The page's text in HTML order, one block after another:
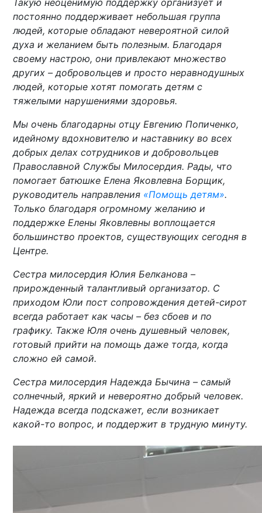
Такую неоценимую поддержку организует и
постоянно поддерживает небольшая группа
людей, которые обладают невероятной силой
духа и желанием быть полезным. Благодаря
своему настрою, они привлекают множество
других – добровольцев и просто неравнодушных
людей, которые хотят помогать детям с
тяжелыми нарушениями здоровья.
Мы очень благодарны отцу Евгению Попиченко,
идейному вдохновителю и наставнику во всех
добрых делах сотрудников и добровольцев
Православной Службы Милосердия. Рады, что
помогает батюшке Елена Яковлевна Борщик,
руководитель направления «Помощь детям».
Только благодаря огромному желанию и
поддержке Елены Яковлевны воплощается
большинство проектов, существующих сегодня в
Центре.
Сестра милосердия Юлия Белканова –
прирожденный талантливый организатор. С
приходом Юли пост сопровождения детей-сирот
всегда работает как часы – без сбоев и по
графику. Также Юля очень душевный человек,
готовый прийти на помощь даже тогда, когда
сложно ей самой.
Сестра милосердия Надежда Бычина – самый
солнечный, яркий и невероятно добрый человек.
Надежда всегда подскажет, если возникает
какой-то вопрос, и поддержит в трудную минуту.